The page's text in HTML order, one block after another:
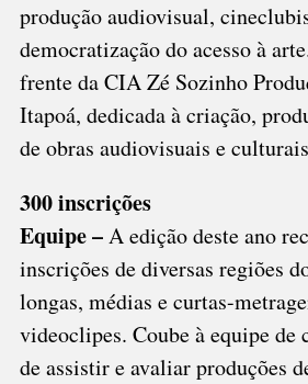
produção audiovisual,
democratização do acesso à
frente da CIA Zé Sozinho
Itapoá, dedicada à criação,
de obras audiovisuais e
300 inscrições
Equipe –A edição deste ano
inscrições de diversas regiões
longas, médias e curtas-
videoclipes. Coube à equipe de
de assistir e avaliar produções